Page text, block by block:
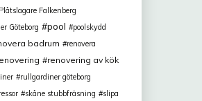
Falkenberg
Göteborg pool
poolskydd
badrum
renovera
renovering av kök
rullgardiner göteborg
skåne stubbfräsning
slipa